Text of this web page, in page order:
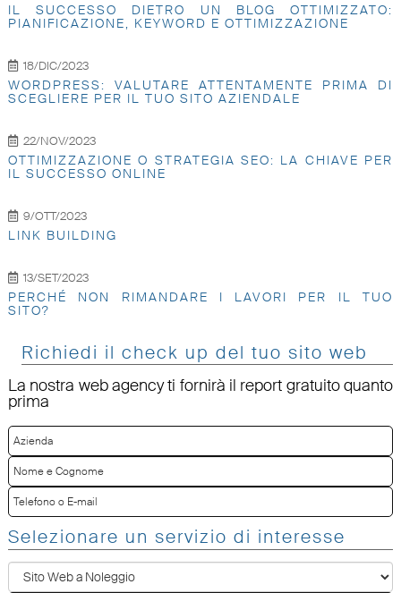
IL SUCCESSO DIETRO UN BLOG OTTIMIZZATO:
PIANIFICAZIONE, KEYWORD E OTTIMIZZAZIONE
18/DIC/2023
WORDPRESS: VALUTARE ATTENTAMENTE PRIMA DI
SCEGLIERE PER IL TUO SITO AZIENDALE
22/NOV/2023
OTTIMIZZAZIONE O STRATEGIA SEO: LA CHIAVE PER
IL SUCCESSO ONLINE
9/OTT/2023
LINK BUILDING
13/SET/2023
PERCHÉ NON RIMANDARE I LAVORI PER IL TUO
SITO?
Richiedi il check up del tuo sito web
La nostra web agency ti fornirà il report gratuito quanto
prima
Selezionare un servizio di interesse